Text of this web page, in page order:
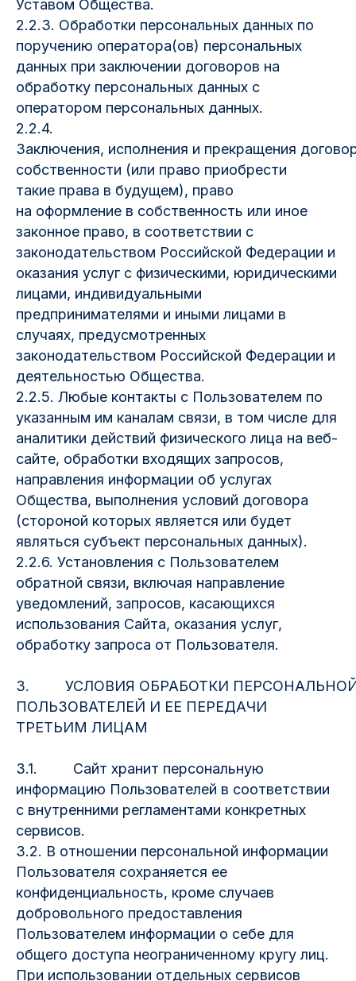
Уставом Общества.
2.2.3. Обработки персональных данных по
поручению оператора(ов) персональных
данных при заключении договоров на
обработку персональных данных с
оператором персональных данных.
2.2.4.
Заключения, исполнения и прекращения
собственности (или право приобрести
такие права в будущем), право
на оформление в собственность или иное
законное право, в соответствии с
законодательством Российской Федерации и
оказания услуг с физическими, юридическими
лицами, индивидуальными
предпринимателями и иными лицами в
случаях, предусмотренных
законодательством Российской Федерации и
деятельностью Общества.
2.2.5. Любые контакты с Пользователем по
указанным им каналам связи, в том числе для
аналитики действий физического лица на веб-
сайте, обработки входящих запросов,
направления информации об услугах
Общества, выполнения условий договора
(стороной которых является или будет
являться субъект персональных данных).
2.2.6. Установления с Пользователем
обратной связи, включая направление
уведомлений, запросов, касающихся
использования Сайта, оказания услуг,
обработку запроса от Пользователя.
3. УСЛОВИЯ ОБРАБОТКИ
ПОЛЬЗОВАТЕЛЕЙ И ЕЕ ПЕРЕДАЧИ
ТРЕТЬИМ ЛИЦАМ
3.1. Сайт хранит персональную
информацию Пользователей в соответствии
с внутренними регламентами конкретных
сервисов.
3.2. В отношении персональной информации
Пользователя сохраняется ее
конфиденциальность, кроме случаев
добровольного предоставления
Пользователем информации о себе для
общего доступа неограниченному кругу лиц.
При использовании отдельных сервисов